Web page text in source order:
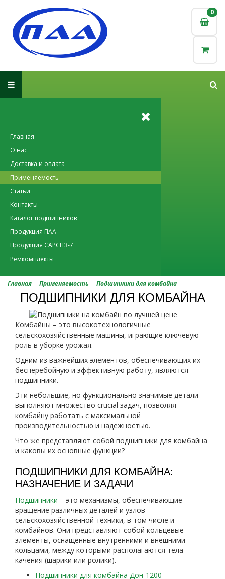
0
0
Главная
О нас
Доставка и оплата
Применяемость
Статьи
Контакты
Каталог подшипников
Продукция ПАА
Продукция САРСПЗ-7
Ремкомплекты
Главная - Применяемость - Подшипники для комбайна
ПОДШИПНИКИ ДЛЯ КОМБАЙНА
Комбайны – это высокотехнологичные
сельскохозяйственные машины, играющие ключевую
роль в уборке урожая.
Одним из важнейших элементов, обеспечивающих их
бесперебойную и эффективную работу, являются
подшипники.
Эти небольшие, но функционально значимые детали
выполняют множество crucial задач, позволяя
комбайну работать с максимальной
производительностью и надежностью.
Что же представляют собой подшипники для комбайна
и каковы их основные функции?
ПОДШИПНИКИ ДЛЯ КОМБАЙНА:
НАЗНАЧЕНИЕ И ЗАДАЧИ
Подшипники – это механизмы, обеспечивающие
вращение различных деталей и узлов
сельскохозяйственной техники, в том числе и
комбайнов. Они представляют собой кольцевые
элементы, оснащенные внутренними и внешними
кольцами, между которыми располагаются тела
качения (шарики или ролики).
Подшипники для комбайна Дон-1200